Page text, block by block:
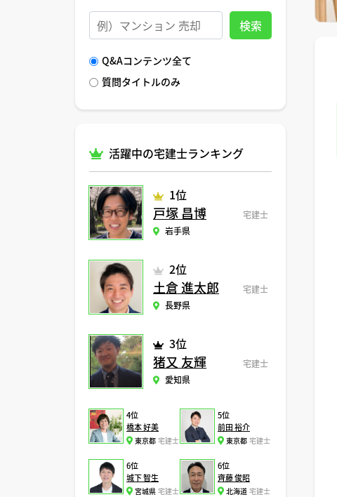
Q&Aコンテンツ全て
質問タイトルのみ
活躍中の宅建士ランキング
1位
戸塚 昌博
宅建士
岩手県
2位
土倉 進太郎
宅建士
長野県
3位
猪又 友輝
宅建士
愛知県
4位
橋本 好美
宅建士
東京都
5位
前田 裕介
宅建士
東京都
6位
城下 智生
宅建士
宮城県
6位
齊藤 俊昭
宅建士
北海道